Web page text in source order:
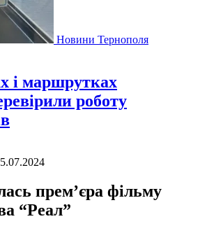
Новини Тернополя
і маршрутках
роботу
прем’єра фільму
“Реал”